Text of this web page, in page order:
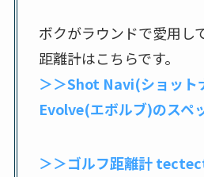
ボクがラウンドで愛用し
距離計はこちらです。
＞＞Shot Navi(ショット
Evolve(エボルブ)のスペ
＞＞ゴルフ距離計